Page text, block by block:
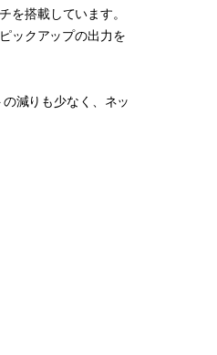
を搭載しています。
ックアップの出力を
減りも少なく、ネッ